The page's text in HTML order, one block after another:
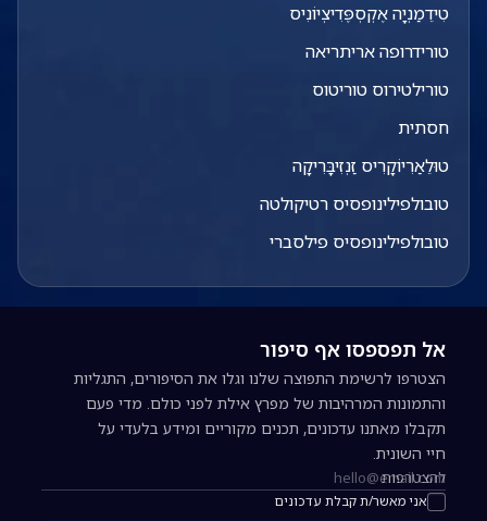
טִידֵמַנְיָה אֶקְסְפֶּדִיצְיוֹנִיס
טורידרופה אריתריאה
טורילטירוס טוריטוס
חסתית
טוּלֵאַרִיוֹקָרִיס זַנְזִיבָּרִיקָה
טובולפילינופסיס רטיקולטה
טובולפילינופסיס פילסברי
אל תפספסו אף סיפור
הצטרפו לרשימת התפוצה שלנו וגלו את הסיפורים, התגליות
והתמונות המרהיבות של מפרץ אילת לפני כולם. מדי פעם
תקבלו מאתנו עדכונים, תכנים מקוריים ומידע בלעדי על
חיי השונית.
כתובת אימייל להרשמה לניוזלטר
אני מאשר/ת קבלת עדכונים
להצטרפות